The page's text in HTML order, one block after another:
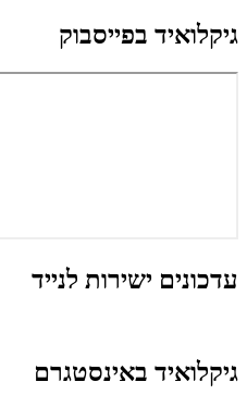
גיקלואיד בפייסבוק
עדכונים ישירות לנייד
גיקלואיד באינסטגרם